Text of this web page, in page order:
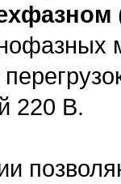
220 В.